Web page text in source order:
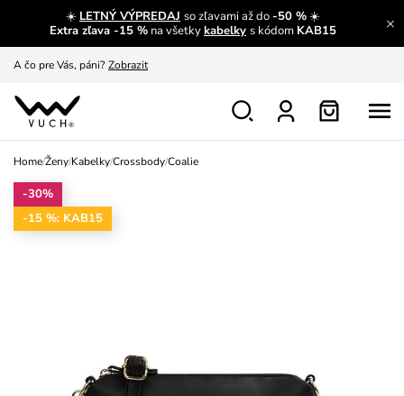
☀️ LETNÝ VÝPREDAJ so zľavami až do-50 %☀️
Extra zľava -15 % na všetkykabelky s kódom KAB15
A čo sa inde nedozvieš? Prečítať viac
A čo pre Vás, páni? Zobrazit
S čím chybu neurobíš?
Nech sa inšpirovať Zobraziť
Home/Ženy/Kabelky/Crossbody/Coalie
-30%
-15 %: KAB15